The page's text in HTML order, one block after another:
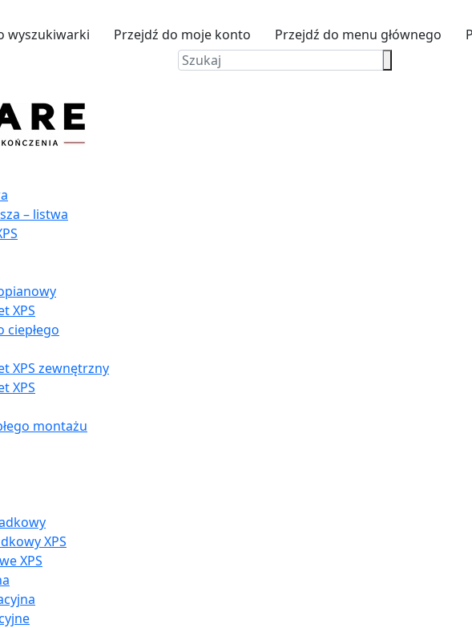
wyszukiwarki Przejdź do moje konto Przejdź do menu głównego
– listwa
XPS
ciepłego
XPS zewnętrzny
XPS
montażu
XPS
XPS